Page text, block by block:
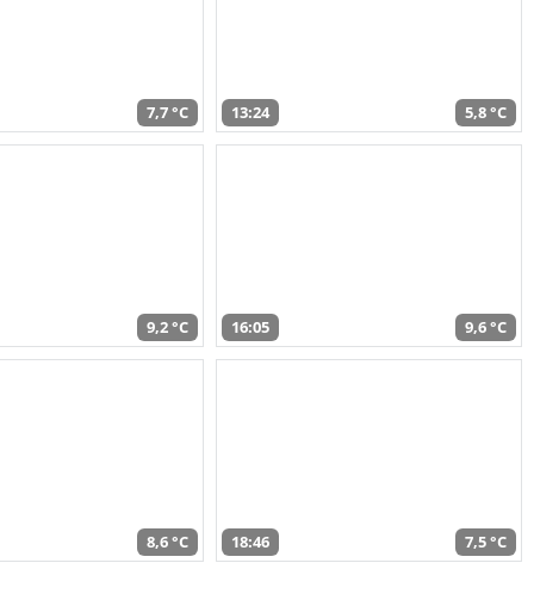
7,7 °C 13:24 5,8 °C
9,2 °C 16:05 9,6 °C
8,6 °C 18:46 7,5 °C